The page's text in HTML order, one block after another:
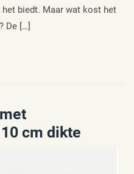
het biedt. Maar wat kost het
De […]
cm dikte